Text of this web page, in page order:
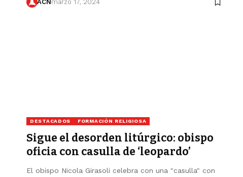
ACNmarzo 17, 2024
DESTACADOS FORMACIÓN RELIGIOSA
Sigue el desorden litúrgico: obispo
oficia con casulla de ‘leopardo’
El obispo Nicola Girasoli celebra con una "casulla" con